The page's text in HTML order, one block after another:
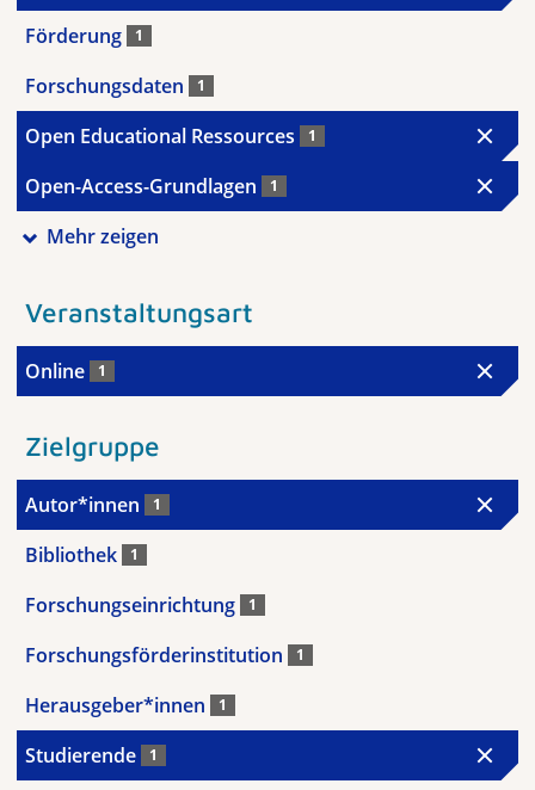
Förderung 1
Forschungsdaten 1
Open Educational Ressources 1
Open-Access-Grundlagen 1
Mehr zeigen
Veranstaltungsart
Online 1
Zielgruppe
Autor*innen 1
Bibliothek 1
Forschungseinrichtung 1
Forschungsförderinstitution 1
Herausgeber*innen 1
Studierende 1